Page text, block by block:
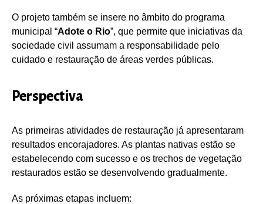
O projeto também se insere no âmbito do programa
municipal “Adote o Rio”, que permite que iniciativas da
sociedade civil assumam a responsabilidade pelo
cuidado e restauração de áreas verdes públicas.
Perspectiva
As primeiras atividades de restauração já apresentaram
resultados encorajadores. As plantas nativas estão se
estabelecendo com sucesso e os trechos de vegetação
restaurados estão se desenvolvendo gradualmente.
As próximas etapas incluem: